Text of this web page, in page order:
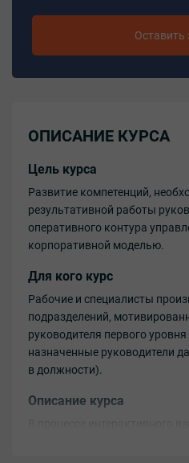
Оставить
ОПИСАНИЕ КУРСА
Цель курса
Развитие компетенций,
результативной работы
оперативного контура
корпоративной моделью.
Для кого курс
Рабочие и специалисты
подразделений,
руководителя первого
назначенные руководители
в должности).
Описание курса